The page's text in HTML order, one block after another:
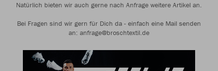
Natürlich bieten wir auch gerne nach Anfrage weitere Artikel an.
Bei Fragen sind wir gern für Dich da - einfach eine Mail senden
an: anfrage@broschtextil.de